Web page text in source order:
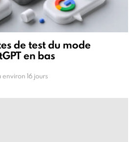
de test du mode
en bas
environ 16 jours